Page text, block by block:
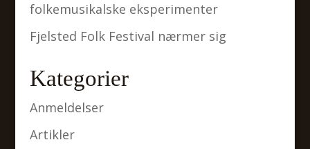
folkemusikalske eksperimenter
Fjelsted Folk Festival nærmer sig
Kategorier
Anmeldelser
Artikler